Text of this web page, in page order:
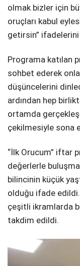
olmak bizler için
oruçları kabul
getirsin” ifadelerini
Programa katılan
sohbet ederek
düşüncelerini
ardından hep
ortamda
çekilmesiyle sona
“İlk Orucum” iftar
değerlerle
bilincinin küçük
olduğu ifade
çeşitli ikramlarda
takdim edildi.